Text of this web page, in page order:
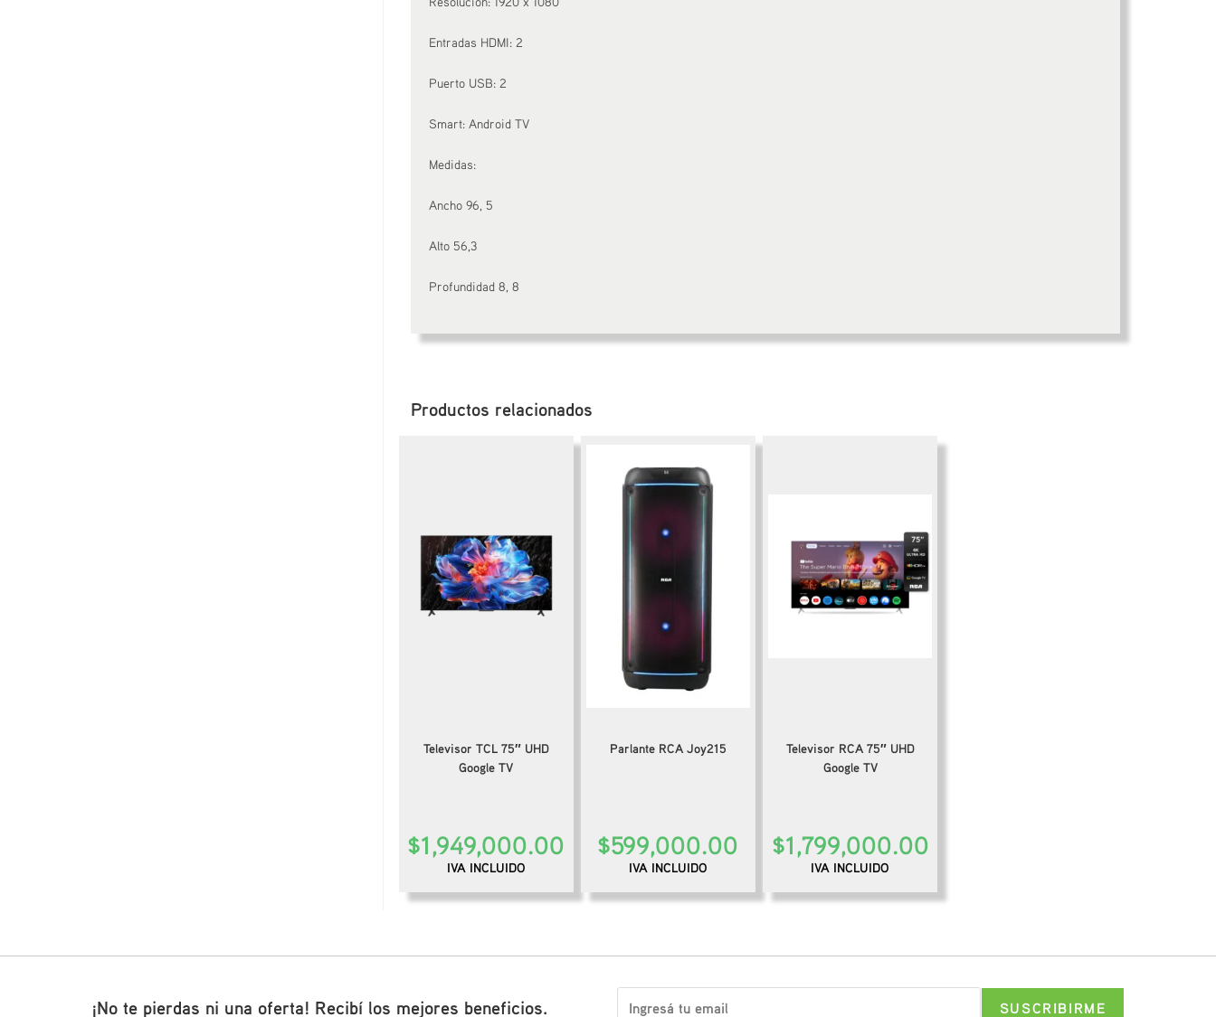
Entradas HDMI: 2
Puerto USB: 2
Smart: Android TV
Medidas:
Ancho 96, 5
Alto 56,3
Profundidad 8, 8
Productos relacionados
Televisor TCL 75″ UHD
Google TV
$1,949,000.00
IVA INCLUIDO
Parlante RCA Joy215
$599,000.00
IVA INCLUIDO
Televisor RCA 75″ UHD
Google TV
$1,799,000.00
IVA INCLUIDO
¡No te pierdas ni una oferta! Recibí los mejores beneficios.